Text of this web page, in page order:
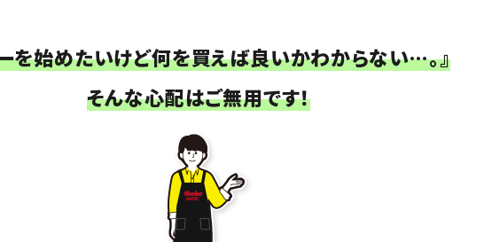
を始めたいけど何を買えば良いかわからない…。』
そんな心配はご無用です！